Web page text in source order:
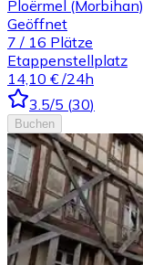
Ploërmel (Morbihan)
Geöffnet
7 / 16 Plätze
Etappenstellplatz
14,10 € /24h
3.5/5 (30)
Buchen